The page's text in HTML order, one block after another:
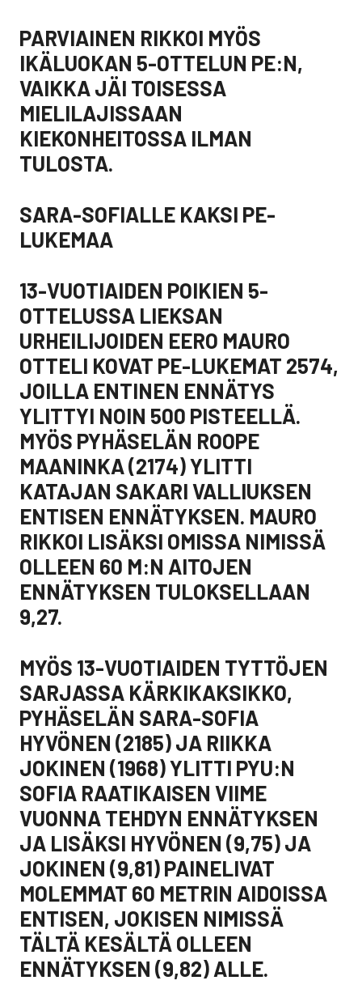
PARVIAINEN RIKKOI MYÖS
IKÄLUOKAN 5-OTTELUN PE:N,
VAIKKA JÄI TOISESSA
MIELILAJISSAAN
KIEKONHEITOSSA ILMAN
TULOSTA.
SARA-SOFIALLE KAKSI PE-
LUKEMAA
13-VUOTIAIDEN POIKIEN 5-
OTTELUSSA LIEKSAN
URHEILIJOIDEN EERO MAURO
OTTELI KOVAT PE-LUKEMAT 2574,
JOILLA ENTINEN ENNÄTYS
YLITTYI NOIN 500 PISTEELLÄ.
MYÖS PYHÄSELÄN ROOPE
MAANINKA (2174) YLITTI
KATAJAN SAKARI VALLIUKSEN
ENTISEN ENNÄTYKSEN. MAURO
RIKKOI LISÄKSI OMISSA NIMISSÄ
OLLEEN 60 M:N AITOJEN
ENNÄTYKSEN TULOKSELLAAN
9,27.
MYÖS 13-VUOTIAIDEN TYTTÖJEN
SARJASSA KÄRKIKAKSIKKO,
PYHÄSELÄN SARA-SOFIA
HYVÖNEN (2185) JA RIIKKA
JOKINEN (1968) YLITTI PYU:N
SOFIA RAATIKAISEN VIIME
VUONNA TEHDYN ENNÄTYKSEN
JA LISÄKSI HYVÖNEN (9,75) JA
JOKINEN (9,81) PAINELIVAT
MOLEMMAT 60 METRIN AIDOISSA
ENTISEN, JOKISEN NIMISSÄ
TÄLTÄ KESÄLTÄ OLLEEN
ENNÄTYKSEN (9,82) ALLE.